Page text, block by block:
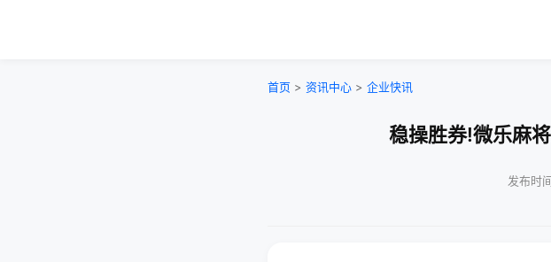
首页 > 资讯中心 > 企业快讯
稳操胜券!微乐麻
发布时